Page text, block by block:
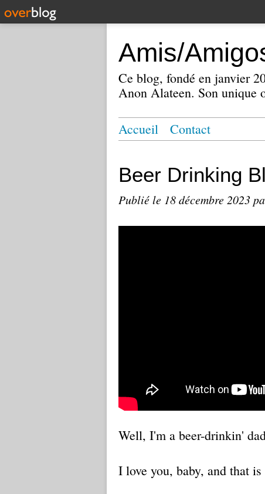
Amis/
Ce blog, fondé en janvier
Anon Alateen. Son
Accueil Contact
Beer Drinking
Publié le 18 décembre 2023
Well, I'm a beer-drinkin'
I love you, baby, and that is